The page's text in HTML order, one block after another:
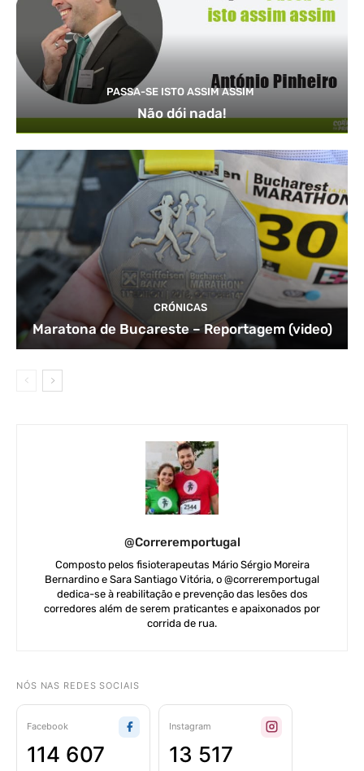
PASSA-SE ISTO ASSIM ASSIM
Não dói nada!
CRÓNICAS
Maratona de Bucareste – Reportagem (video)
@correremportugal
Composto pelos fisioterapeutas Mário Sérgio Moreira
Bernardino e Sara Santiago Vitória, o @correremportugal
dedica-se à reabilitação e prevenção das lesões dos
corredores além de serem praticantes e apaixonados por
corrida de rua.
NÓS NAS REDES SOCIAIS
Facebook
114 607
Instagram
13 517